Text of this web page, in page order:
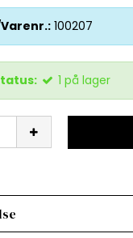
100207
1 på lager